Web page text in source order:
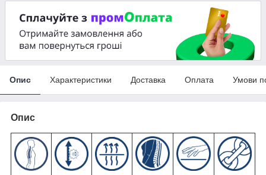
Опис Характеристики Доставка Оплата Умови
Опис